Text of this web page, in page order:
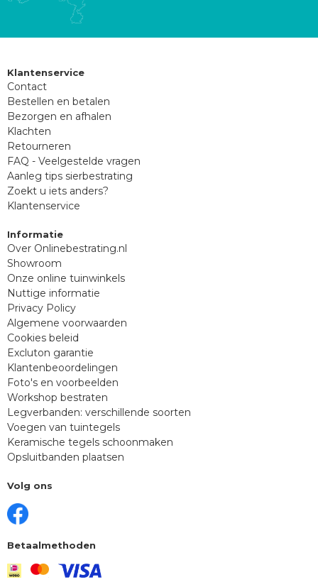
Klantenservice
Contact
Bestellen en betalen
Bezorgen en afhalen
Klachten
Retourneren
FAQ - Veelgestelde vragen
Aanleg tips sierbestrating
Zoekt u iets anders?
Klantenservice
Informatie
Over Onlinebestrating.nl
Showroom
Onze online tuinwinkels
Nuttige informatie
Privacy Policy
Algemene voorwaarden
Cookies beleid
Excluton garantie
Klantenbeoordelingen
Foto's en voorbeelden
Workshop bestraten
Legverbanden: verschillende soorten
Voegen van tuintegels
Keramische tegels schoonmaken
Opsluitbanden plaatsen
Volg ons
Betaalmethoden